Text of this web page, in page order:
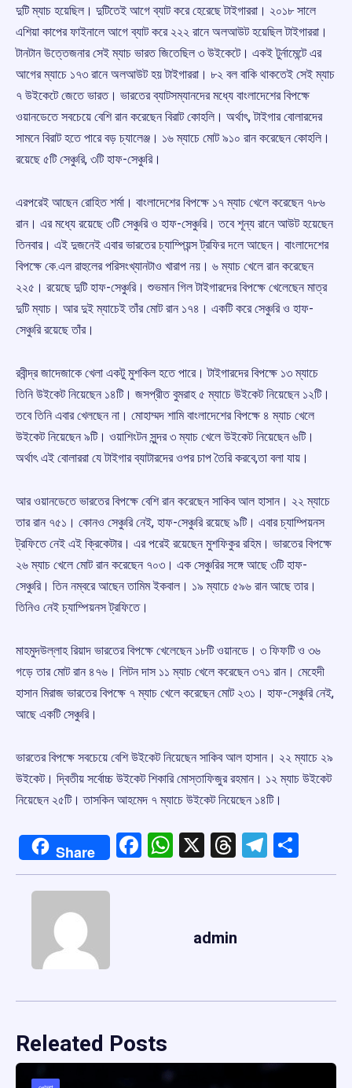
দুটি ম্যাচ হয়েছিল। দুটিতেই আগে ব্যাট করে হেরেছে টাইগাররা। ২০১৮ সালে
এশিয়া কাপের ফাইনালে আগে ব্যাট করে ২২২ রানে অলআউট হয়েছিল টাইগাররা।
টানটান উত্তেজনার সেই ম্যাচ ভারত জিতেছিল ৩ উইকেটে। একই টুর্নামেন্টে এর
আগের ম্যাচে ১৭৩ রানে অলআউট হয় টাইগাররা। ৮২ বল বাকি থাকতেই সেই ম্যাচ
৭ উইকেটে জেতে ভারত। ভারতের ব্যাটসম্যানদের মধ্যে বাংলাদেশের বিপক্ষে
ওয়ানডেতে সবচেয়ে বেশি রান করেছেন বিরাট কোহলি। অর্থাৎ, টাইগার বোলারদের
সামনে বিরাট হতে পারে বড় চ্যালেঞ্জ। ১৬ ম্যাচে মোট ৯১০ রান করেছেন কোহলি।
রয়েছে ৫টি সেঞ্চুরি, ৩টি হাফ-সেঞ্চুরি।
এরপরেই আছেন রোহিত শর্মা। বাংলাদেশের বিপক্ষে ১৭ ম্যাচ খেলে করেছেন ৭৮৬
রান। এর মধ্যে রয়েছে ৩টি সেঞ্চুরি ও হাফ-সেঞ্চুরি। তবে শূন্য রানে আউট হয়েছেন
তিনবার। এই দুজনেই এবার ভারতের চ্যাম্পিয়ন্স ট্রফির দলে আছেন। বাংলাদেশের
বিপক্ষে কে.এল রাহুলের পরিসংখ্যানটাও খারাপ নয়। ৬ ম্যাচ খেলে রান করেছেন
২২৫। রয়েছে দুটি হাফ-সেঞ্চুরি। শুভমান গিল টাইগারদের বিপক্ষে খেলেছেন মাত্র
দুটি ম্যাচ। আর দুই ম্যাচেই তাঁর মোট রান ১৭৪। একটি করে সেঞ্চুরি ও হাফ-
সেঞ্চুরি রয়েছে তাঁর।
রবীন্দ্র জাদেজাকে খেলা একটু মুশকিল হতে পারে। টাইগারদের বিপক্ষে ১৩ ম্যাচে
তিনি উইকেট নিয়েছেন ১৪টি। জসপ্রীত বুমরাহ ৫ ম্যাচে উইকেট নিয়েছেন ১২টি।
তবে তিনি এবার খেলছেন না। মোহাম্মদ শামি বাংলাদেশের বিপক্ষে ৪ ম্যাচ খেলে
উইকেট নিয়েছেন ৯টি। ওয়াশিংটন সুন্দর ৩ ম্যাচ খেলে উইকেট নিয়েছেন ৬টি।
অর্থাৎ এই বোলাররা যে টাইগার ব্যাটারদের ওপর চাপ তৈরি করবে,তা বলা যায়।
আর ওয়ানডেতে ভারতের বিপক্ষে বেশি রান করেছেন সাকিব আল হাসান। ২২ ম্যাচে
তার রান ৭৫১। কোনও সেঞ্চুরি নেই, হাফ-সেঞ্চুরি রয়েছে ৯টি। এবার চ্যাম্পিয়নস
ট্রফিতে নেই এই ক্রিকেটার। এর পরেই রয়েছেন মুশফিকুর রহিম। ভারতের বিপক্ষে
২৬ ম্যাচ খেলে মোট রান করেছেন ৭০৩। এক সেঞ্চুরির সঙ্গে আছে ৩টি হাফ-
সেঞ্চুরি। তিন নম্বরে আছেন তামিম ইকবাল। ১৯ ম্যাচে ৫৯৬ রান আছে তার।
তিনিও নেই চ্যাম্পিয়নস ট্রফিতে।
মাহমুদউল্লাহ রিয়াদ ভারতের বিপক্ষে খেলেছেন ১৮টি ওয়ানডে। ৩ ফিফটি ও ৩৬
গড়ে তার মোট রান ৪৭৬। লিটন দাস ১১ ম্যাচ খেলে করেছেন ৩৭১ রান। মেহেদী
হাসান মিরাজ ভারতের বিপক্ষে ৭ ম্যাচ খেলে করেছেন মোট ২৩১। হাফ-সেঞ্চুরি নেই,
আছে একটি সেঞ্চুরি।
ভারতের বিপক্ষে সবচেয়ে বেশি উইকেট নিয়েছেন সাকিব আল হাসান। ২২ ম্যাচে ২৯
উইকেট। দ্বিতীয় সর্বোচ্চ উইকেট শিকারি মোস্তাফিজুর রহমান। ১২ ম্যাচ উইকেট
নিয়েছেন ২৫টি। তাসকিন আহমেদ ৭ ম্যাচে উইকেট নিয়েছেন ১৪টি।
Share Facebook
WhatsApp
X Threads
admin
Releated Posts